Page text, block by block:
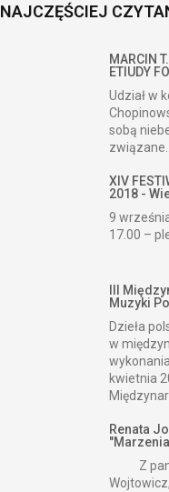
NAJCZĘŚCIEJ
MARCIN
ETIUDY
Udział w
sobą
związane...
XIV
2018 -
9
17.00 –
III
Muzyki
Dzieła
w
kwietnia
Renata
Z